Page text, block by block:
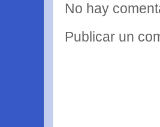
No hay
Publicar un